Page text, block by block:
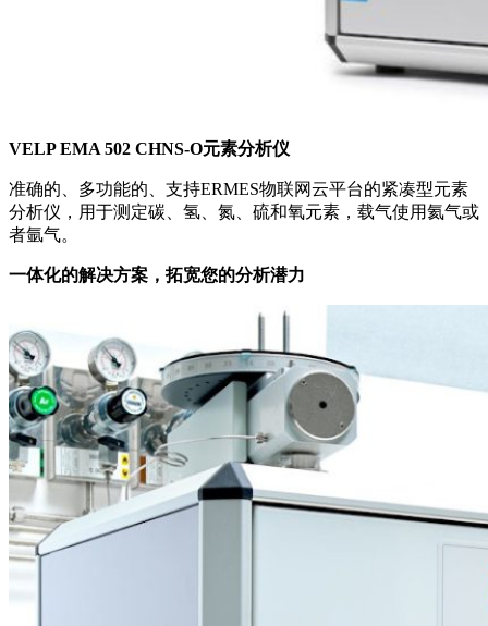
VELP EMA 502 CHNS-O元素分析仪
准确的、多功能的、支持ERMES物联网云平台的紧凑型元素
分析仪，用于测定碳、氢、氮、硫和氧元素，载气使用氦气或
者氩气。
一体化的解决方案，拓宽您的分析潜力